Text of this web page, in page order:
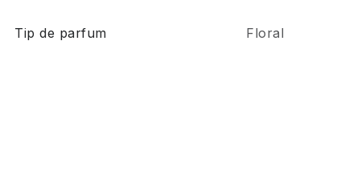
Tip de parfum Floral